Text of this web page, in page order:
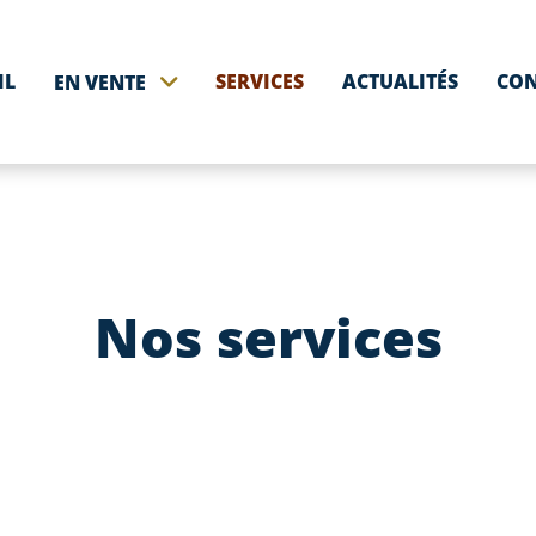
EN VENTE SERVICES ACTUALITÉS
Nos services